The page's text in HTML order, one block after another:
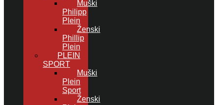
Muški
Philipp
Plein
Ženski
Phillip
Plein
PLEIN
SPORT
Muški
Plein
Sport
Ženski